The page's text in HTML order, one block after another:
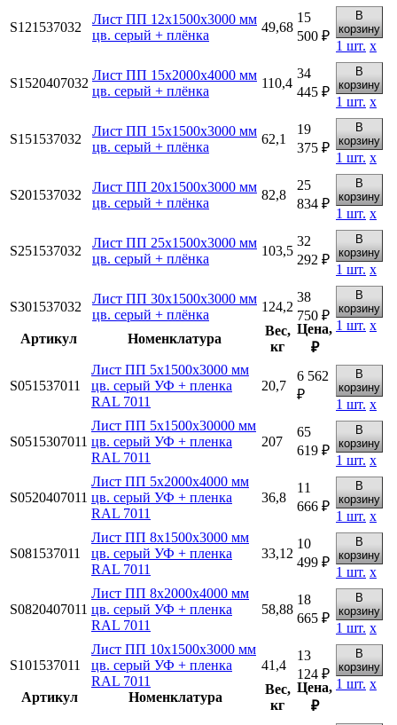
S121537032
Лист ПП 12х1500х3000 мм
цв. серый + плёнка
49,68
15
500 ₽
В
корзину
1 шт. х
S1520407032
Лист ПП 15х2000х4000 мм
цв. серый + плёнка
110,4
34
445 ₽
В
корзину
1 шт. х
S151537032
Лист ПП 15х1500х3000 мм
цв. серый + плёнка
62,1
19
375 ₽
В
корзину
1 шт. х
S201537032
Лист ПП 20х1500х3000 мм
цв. серый + плёнка
82,8
25
834 ₽
В
корзину
1 шт. х
S251537032
Лист ПП 25х1500х3000 мм
цв. серый + плёнка
103,5
32
292 ₽
В
корзину
1 шт. х
S301537032
Лист ПП 30х1500х3000 мм
цв. серый + плёнка
124,2
38
750 ₽
В
корзину
1 шт. х
Артикул
Номенклатура
Вес,
кг
Цена,
₽
S051537011
Лист ПП 5х1500х3000 мм
цв. серый УФ + пленка
RAL 7011
20,7
6 562
₽
В
корзину
1 шт. х
S0515307011
Лист ПП 5х1500х30000 мм
цв. серый УФ + пленка
RAL 7011
207
65
619 ₽
В
корзину
1 шт. х
S0520407011
Лист ПП 5х2000х4000 мм
цв. серый УФ + пленка
RAL 7011
36,8
11
666 ₽
В
корзину
1 шт. х
S081537011
Лист ПП 8х1500х3000 мм
цв. серый УФ + пленка
RAL 7011
33,12
10
499 ₽
В
корзину
1 шт. х
S0820407011
Лист ПП 8х2000х4000 мм
цв. серый УФ + пленка
RAL 7011
58,88
18
665 ₽
В
корзину
1 шт. х
S101537011
Лист ПП 10х1500х3000 мм
цв. серый УФ + пленка
RAL 7011
41,4
13
124 ₽
В
корзину
1 шт. х
Артикул
Номенклатура
Вес,
кг
Цена,
₽